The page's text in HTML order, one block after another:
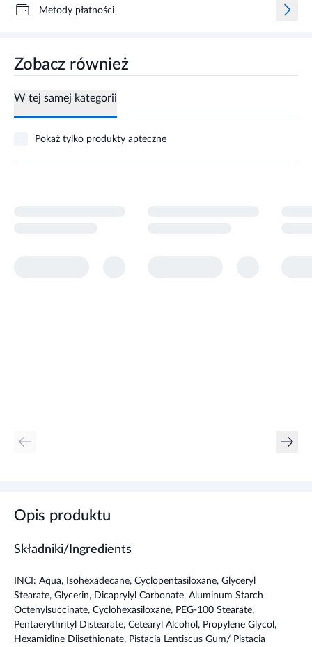
Metody płatności
Zobacz również
W tej samej kategorii
Pokaż tylko produkty apteczne
Opis produktu
Składniki/Ingredients
INCI: Aqua, Isohexadecane, Cyclopentasiloxane, Glyceryl
Stearate, Glycerin, Dicaprylyl Carbonate, Aluminum Starch
Octenylsuccinate, Cyclohexasiloxane, PEG-100 Stearate,
Pentaerythrityl Distearate, Cetearyl Alcohol, Propylene Glycol,
Hexamidine Diisethionate, Pistacia Lentiscus Gum/ Pistacia